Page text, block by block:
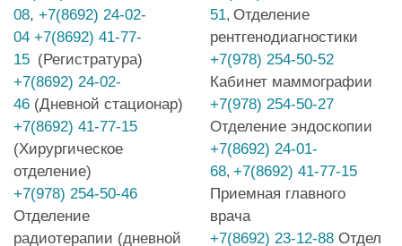
08, +7(8692) 24-02-
04 +7(8692) 41-77-
15 (Регистратура)
+7(8692) 24-02-
46 (Дневной стационар)
+7(8692) 41-77-15
(Хирургическое
отделение)
+7(978) 254-50-46
Отделение
радиотерапии (дневной
51, Отделение
рентгенодиагностики
+7(978) 254-50-52
Кабинет маммографии
+7(978) 254-50-27
Отделение эндоскопии
+7(8692) 24-01-
68, +7(8692) 41-77-15
Приемная главного
врача
+7(8692) 23-12-88 Отдел